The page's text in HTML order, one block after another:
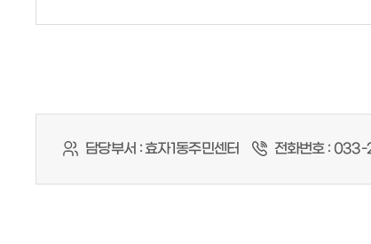
담당부서 :효자1동주민센터 전화번호 : 033-